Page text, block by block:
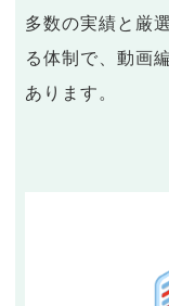
多数の実績と厳
る体制で、動画
あります。